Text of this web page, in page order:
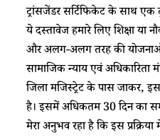
ट्रांसजेंडर सर्टिफिकेट के साथ एक
ये दस्तावेज हमारे लिए शिक्षा या
और अलग-अलग तरह की
सामाजिक न्याय एवं अधिकारिता
जिला मजिस्ट्रेट के पास जाकर,
है। इसमें अधिकतम 30 दिन का
मेरा अनुभव रहा है कि इस